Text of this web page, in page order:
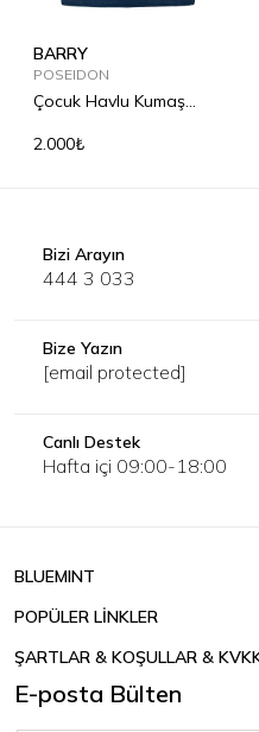
BARRY
POSEIDON
Çocuk Havlu Kumaş
2.000₺
Bizi Arayın
444 3 033
Bize Yazın
[email protected]
Canlı Destek
Hafta içi 09:00-18:00
BLUEMINT
POPÜLER LİNKLER
ŞARTLAR & KOŞULLAR &
E-posta Bülten